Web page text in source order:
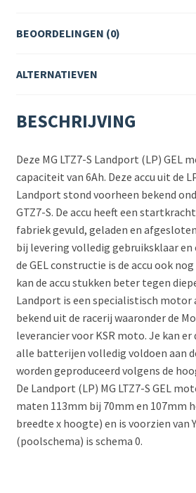
BEOORDELINGEN (0)
ALTERNATIEVEN
BESCHRIJVING
Deze MG LTZ7-S Landport (LP) GEL
capaciteit van 6Ah. Deze accu uit de
Landport stond voorheen bekend
GTZ7-S. De accu heeft een
fabriek gevuld, geladen en
bij levering volledig gebruiksklaar en
de GEL constructie is de accu ook
kan de accu stukken beter tegen
Landport is een specialistisch motor
bekend uit de racerij waaronder de
leverancier voor KSR moto. Je kan er
alle batterijen volledig voldoen aan
worden geproduceerd volgens de
De Landport (LP) MG LTZ7-S GEL
maten 113mm bij 70mm en 107mm
breedte x hoogte) en is voorzien van
(poolschema) is schema 0.